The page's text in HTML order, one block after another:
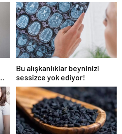
Bu alışkanlıklar beyninizi
sessizce yok ediyor!